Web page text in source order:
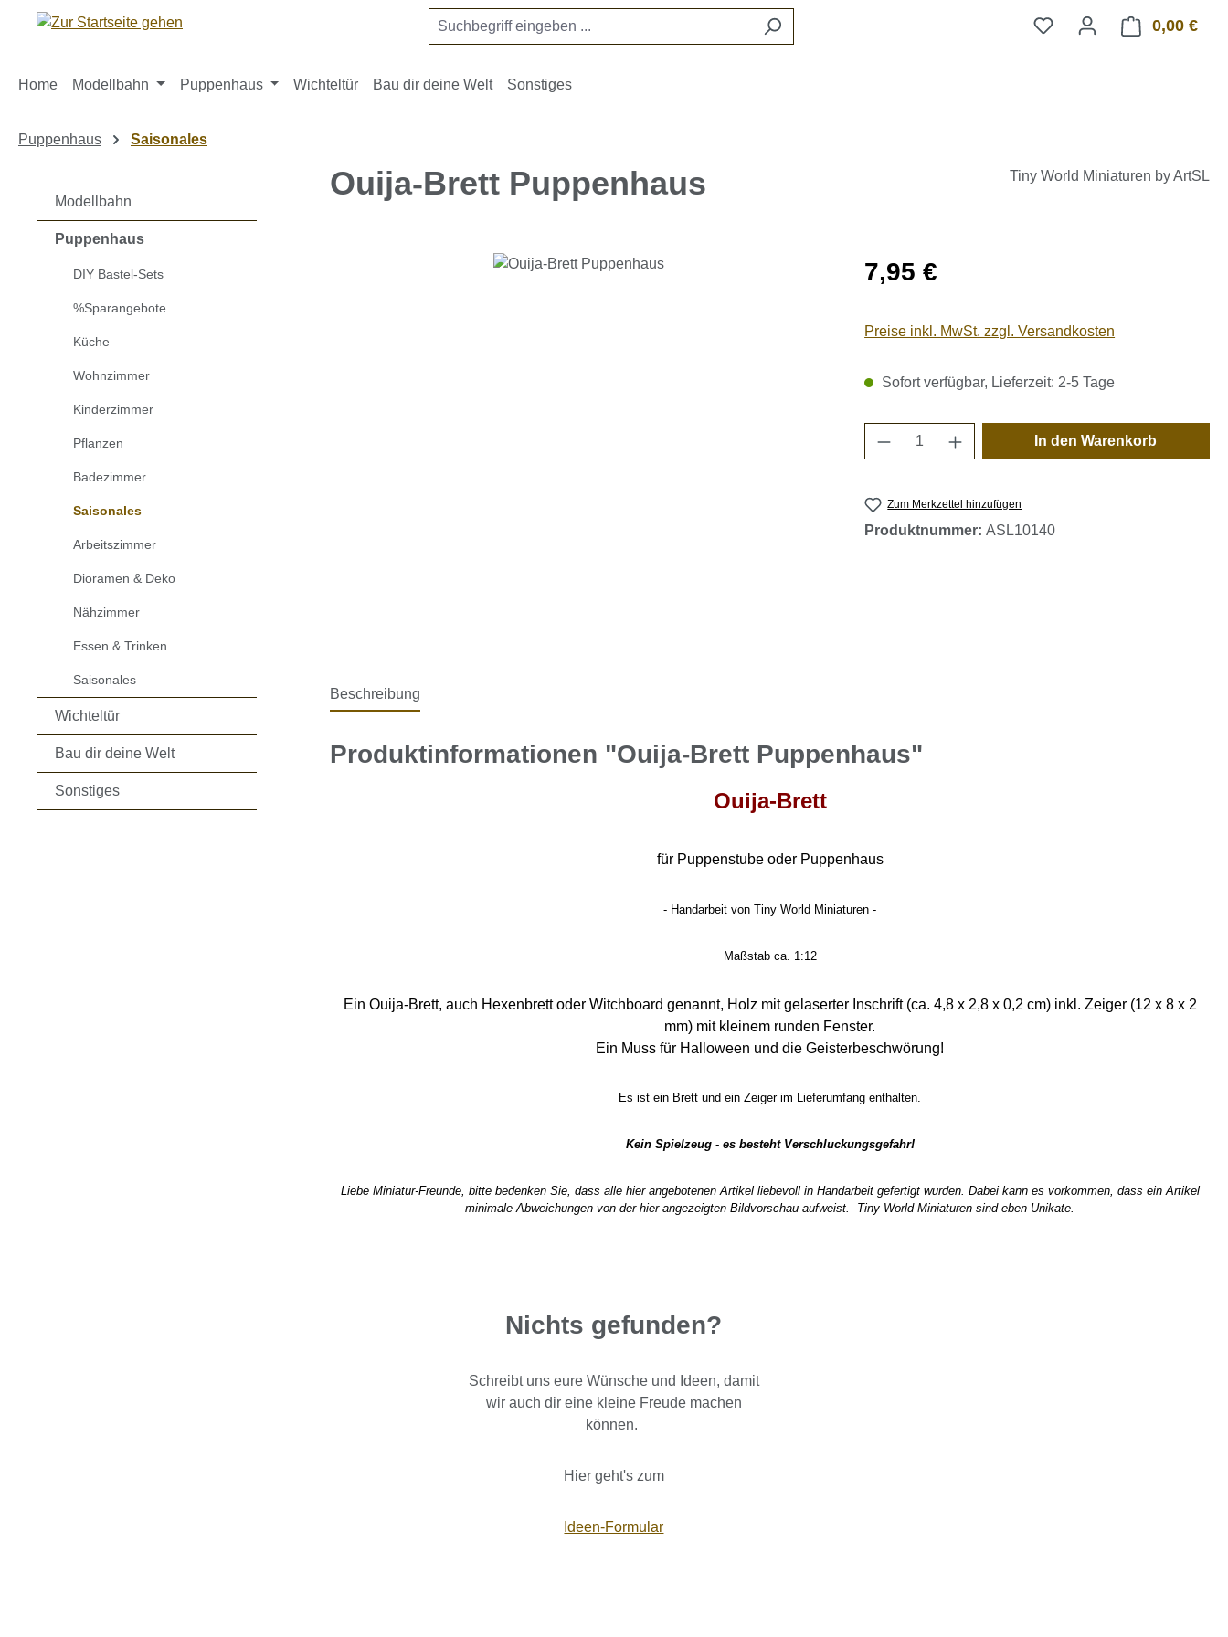
Hauptinhalt springen
Zur Suche springen
Zur Hauptnavigation springen 0,00 €
Home Modellbahn Puppenhaus Wichteltür Bau dir deine Welt Sonstiges
Puppenhaus Saisonales
Modellbahn
Puppenhaus
DIY Bastel-Sets
%Sparangebote
Küche
Wohnzimmer
Kinderzimmer
Pflanzen
Badezimmer
Saisonales
Arbeitszimmer
Dioramen & Deko
Nähzimmer
Essen & Trinken
Saisonales
Wichteltür
Bau dir deine Welt
Sonstiges
Ouija-Brett Puppenhaus Tiny World Miniaturen by ArtSL
Bildergalerie überspringen Regulärer Preis:
7,95 €
Preise inkl. MwSt. zzgl. Versandkosten
Sofort verfügbar, Lieferzeit: 2-5 Tage
Produkt Anzahl: Gib den
In den Warenkorb
Zum Merkzettel hinzufügen
Produktnummer:ASL10140
Beschreibung
Produktinformationen "Ouija-Brett Puppenhaus"
Ouija-Brett
für Puppenstube oder Puppenhaus
- Handarbeit von Tiny World Miniaturen -
Maßstab ca. 1:12
Ein Ouija-Brett, auch Hexenbrett oder Witchboard genannt, Holz mit gelaserter Inschrift (ca. 4,8 x 2,8 x 0,2 cm) inkl. Zeiger (12 x 8 x 2
mm) mit kleinem runden Fenster.
Ein Muss für Halloween und die Geisterbeschwörung!
Es ist ein Brett und ein Zeiger im Lieferumfang enthalten.
Kein Spielzeug - es besteht Verschluckungsgefahr!
Liebe Miniatur-Freunde, bitte bedenken Sie, dass alle hier angebotenen Artikel liebevoll in Handarbeit gefertigt wurden. Dabei kann es vorkommen, dass ein Artikel
minimale Abweichungen von der hier angezeigten Bildvorschau aufweist. Tiny World Miniaturen sind eben Unikate.
Nichts gefunden?
Schreibt uns eure Wünsche und Ideen, damit
wir auch dir eine kleine Freude machen
können.
Hier geht's zum
Ideen-Formular